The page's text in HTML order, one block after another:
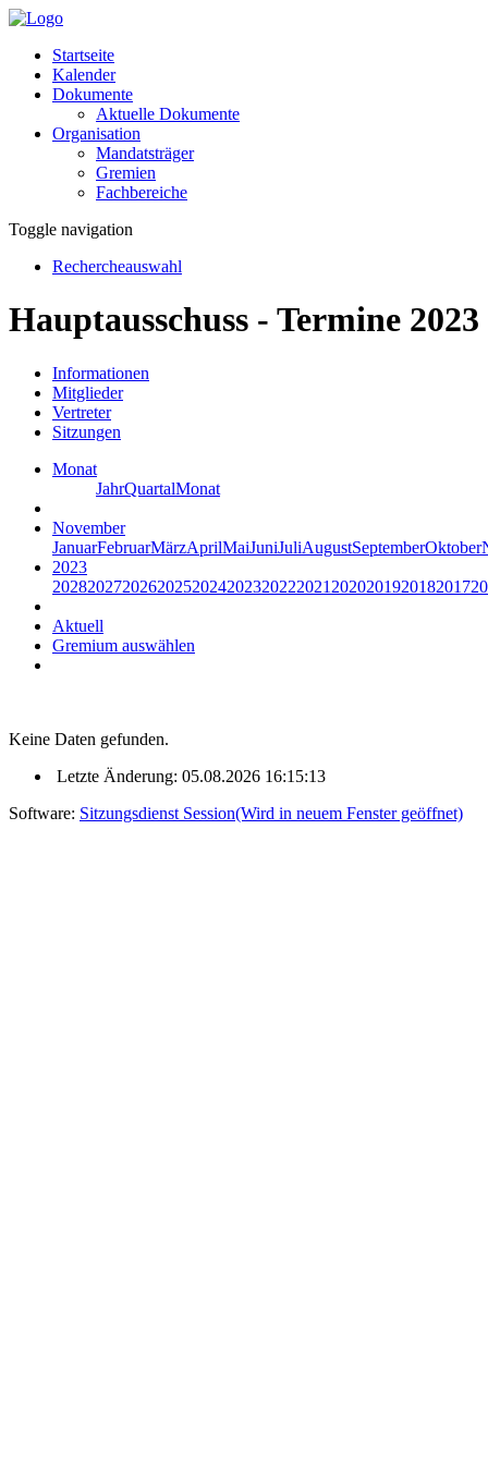
Startseite
Kalender
Dokumente
Aktuelle Dokumente
Organisation
Mandatsträger
Gremien
Fachbereiche
Toggle navigation
Rechercheauswahl
Hauptausschuss - Termine 2023
Informationen
Mitglieder
Vertreter
Sitzungen
Monat
JahrQuartalMonat
November
JanuarFebruarMärzAprilMaiJuniJuliAugustSeptemberOktober
2023
20282027202620252024202320222021 2020201920182017
Aktuell
Gremium auswählen
Keine Daten gefunden.
Letzte Änderung: 05.08.2026 16:15:13
Software: Sitzungsdienst Session(Wird in neuem Fenster geöffnet)